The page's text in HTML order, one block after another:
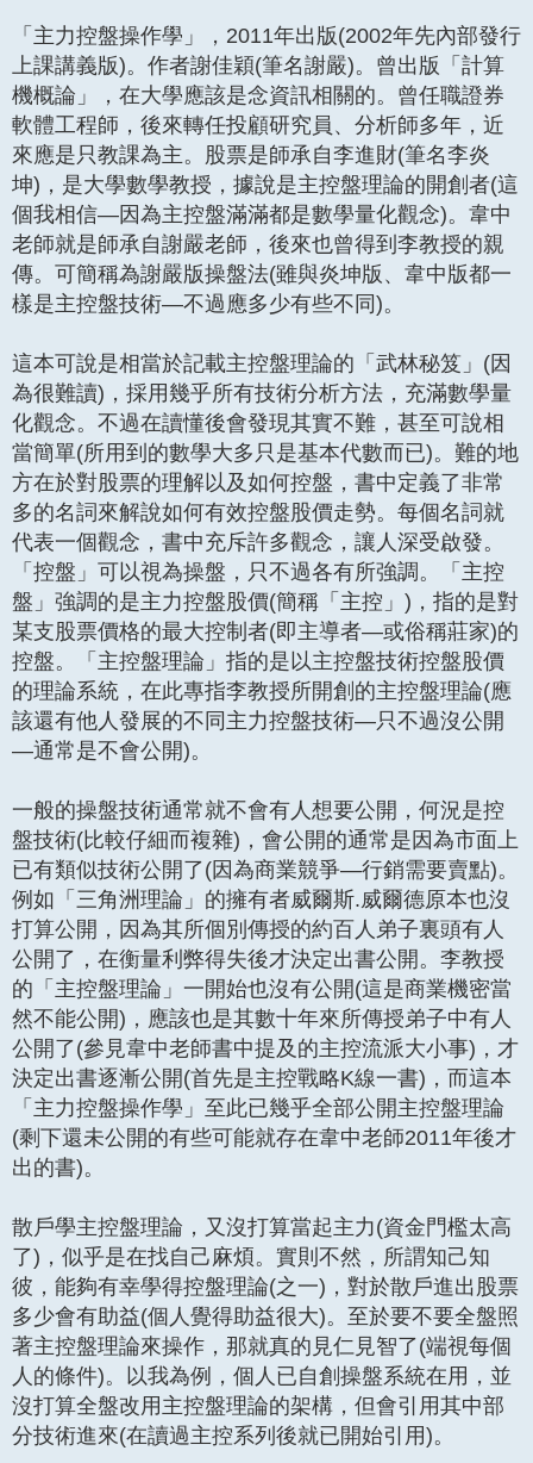
「主力控盤操作學」，2011年出版(2002年先內部發行
上課講義版)。作者謝佳穎(筆名謝嚴)。曾出版「計算
機概論」，在大學應該是念資訊相關的。曾任職證券
軟體工程師，後來轉任投顧研究員、分析師多年，近
來應是只教課為主。股票是師承自李進財(筆名李炎
坤)，是大學數學教授，據說是主控盤理論的開創者(這
個我相信—因為主控盤滿滿都是數學量化觀念)。韋中
老師就是師承自謝嚴老師，後來也曾得到李教授的親
傳。可簡稱為謝嚴版操盤法(雖與炎坤版、韋中版都一
樣是主控盤技術—不過應多少有些不同)。
這本可說是相當於記載主控盤理論的「武林秘笈」(因
為很難讀)，採用幾乎所有技術分析方法，充滿數學量
化觀念。不過在讀懂後會發現其實不難，甚至可說相
當簡單(所用到的數學大多只是基本代數而已)。難的地
方在於對股票的理解以及如何控盤，書中定義了非常
多的名詞來解說如何有效控盤股價走勢。每個名詞就
代表一個觀念，書中充斥許多觀念，讓人深受啟發。
「控盤」可以視為操盤，只不過各有所強調。「主控
盤」強調的是主力控盤股價(簡稱「主控」)，指的是對
某支股票價格的最大控制者(即主導者—或俗稱莊家)的
控盤。「主控盤理論」指的是以主控盤技術控盤股價
的理論系統，在此專指李教授所開創的主控盤理論(應
該還有他人發展的不同主力控盤技術—只不過沒公開
—通常是不會公開)。
一般的操盤技術通常就不會有人想要公開，何況是控
盤技術(比較仔細而複雜)，會公開的通常是因為市面上
已有類似技術公開了(因為商業競爭—行銷需要賣點)。
例如「三角洲理論」的擁有者威爾斯.威爾德原本也沒
打算公開，因為其所個別傳授的約百人弟子裏頭有人
公開了，在衡量利弊得失後才決定出書公開。李教授
的「主控盤理論」一開始也沒有公開(這是商業機密當
然不能公開)，應該也是其數十年來所傳授弟子中有人
公開了(參見韋中老師書中提及的主控流派大小事)，才
決定出書逐漸公開(首先是主控戰略K線一書)，而這本
「主力控盤操作學」至此已幾乎全部公開主控盤理論
(剩下還未公開的有些可能就存在韋中老師2011年後才
出的書)。
散戶學主控盤理論，又沒打算當起主力(資金門檻太高
了)，似乎是在找自己麻煩。實則不然，所謂知己知
彼，能夠有幸學得控盤理論(之一)，對於散戶進出股票
多少會有助益(個人覺得助益很大)。至於要不要全盤照
著主控盤理論來操作，那就真的見仁見智了(端視每個
人的條件)。以我為例，個人已自創操盤系統在用，並
沒打算全盤改用主控盤理論的架構，但會引用其中部
分技術進來(在讀過主控系列後就已開始引用)。